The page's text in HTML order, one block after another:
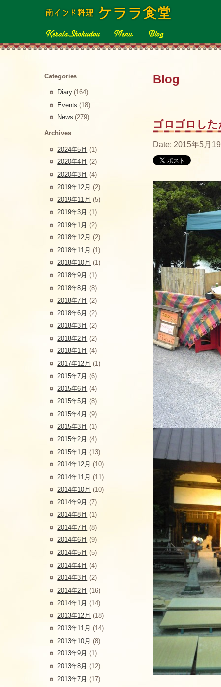
Blog
ゴロゴロした
Date: 2015年5月
Categories
Diary (164)
Events (18)
News (279)
Archives
2024年5月 (1)
2020年4月 (2)
2020年3月 (4)
2019年12月 (2)
2019年11月 (5)
2019年3月 (1)
2019年1月 (2)
2018年12月 (2)
2018年11月 (1)
2018年10月 (1)
2018年9月 (1)
2018年8月 (8)
2018年7月 (2)
2018年6月 (2)
2018年3月 (2)
2018年2月 (2)
2018年1月 (4)
2017年12月 (1)
2015年7月 (6)
2015年6月 (4)
2015年5月 (8)
2015年4月 (9)
2015年3月 (1)
2015年2月 (4)
2015年1月 (13)
2014年12月 (10)
2014年11月 (11)
2014年10月 (10)
2014年9月 (7)
2014年8月 (1)
2014年7月 (8)
2014年6月 (9)
2014年5月 (5)
2014年4月 (4)
2014年3月 (2)
2014年2月 (16)
2014年1月 (14)
2013年12月 (18)
2013年11月 (14)
2013年10月 (8)
2013年9月 (1)
2013年8月 (12)
2013年7月 (17)